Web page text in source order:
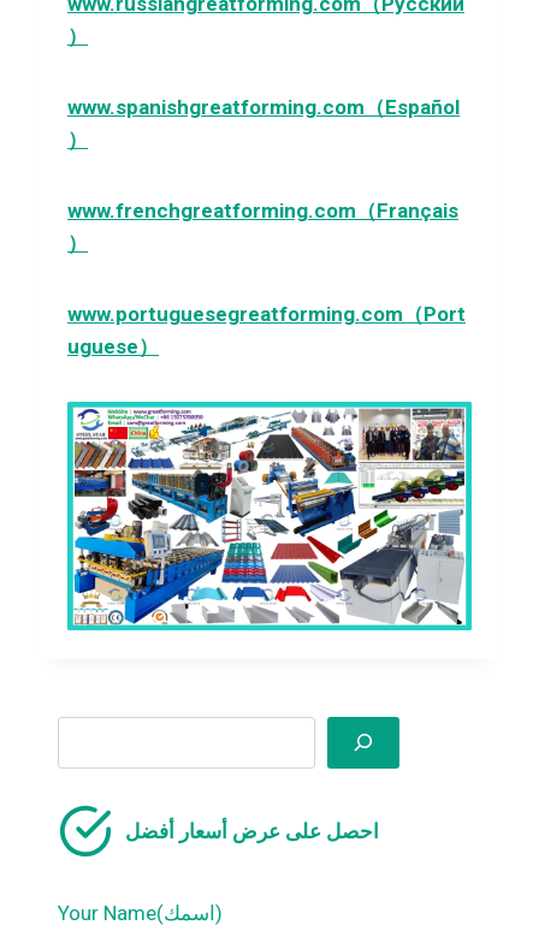
）
www.spanishgreatforming.com（Español
）
www.frenchgreatforming.com（Français
）
www.portuguesegreatforming.com（Port
uguese）
احصل على عرض أسعار أفضل
Your Name(اسمك)